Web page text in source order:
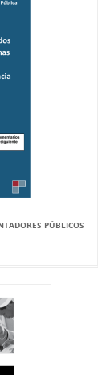
PÚBLICOS